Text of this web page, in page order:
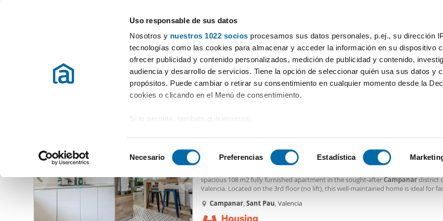
Uso responsable de sus datos
Nosotros y nuestros 1022 socios procesamos sus datos personales, p.ej., su dirección
tecnologías como las cookies para almacenar y acceder la información en su dispositivo
ofrecer publicidad y contenido personalizados, medición de publicidad y contenido,
audiencia y desarrollo de servicios. Tiene la opción de seleccionar quién usa sus datos y
propósitos. Puede cambiar o retirar su consentimiento en cualquier momento desde la
cookies o clicando en el Menú de consentimiento.
Si lo permite, también quisiéramos:
Identificar su dispositivo analizándolo activamente para buscar características
Obtenga más información sobre cómo se procesan sus datos personales y establezca
preferencias en la
sección de datos. Puede cambiar o retirar su consentimiento en
en la Declaración de cookies.
e
e
c
c
Necesario Preferencias Estadística
Elegir distrito Habitaciones Más filtros - 2
Alquiler pisos Valencia / València Alquiler pisos Valencia Alquiler pisos Nou Campanar (san Pau) Valencia
Alquiler pisos Nou Campanar (san Pau) Valencia (5 viviendas)
Alquiler piso amueblado Campanar
spacious 108 m2 fully furnished apartment in the sought-afterCampanardistrict
Valencia. Located on the 3rd floor (no lift), this well-maintained home is ideal for
city''s most convenient residential
Campanar,Sant Pau, Valencia